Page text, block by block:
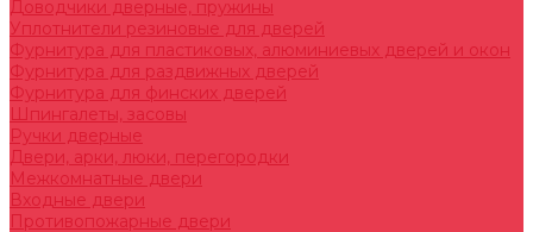
Доводчики дверные, пружины
Уплотнители резиновые для дверей
Фурнитура для пластиковых, алюминиевых дверей и окон
Фурнитура для раздвижных дверей
Фурнитура для финских дверей
Шпингалеты, засовы
Ручки дверные
Двери, арки, люки, перегородки
Межкомнатные двери
Входные двери
Противопожарные двери